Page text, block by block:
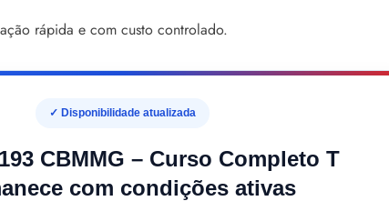
rápida e com custo controlado.
✓ Disponibilidade atualizada
CBMMG – Curso Completo T
com condições ativas